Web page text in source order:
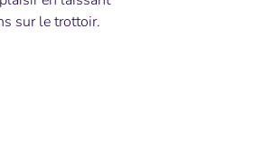
sur le trottoir.